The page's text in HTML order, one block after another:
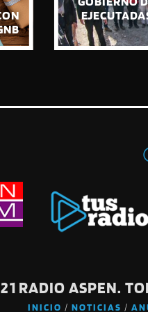
RADIO ASPEN.
INICIO NOTICIAS